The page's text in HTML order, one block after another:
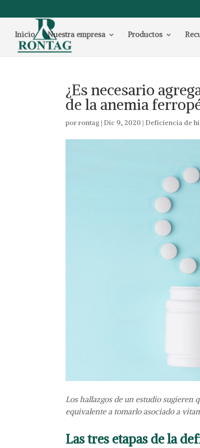
Inicio Nuestra empresa Productos
¿Es necesario
de la anemia
porrontag | Dic 9, 2020 | Deficiencia de
Los hallazgos de un estudio
equivalente a tomarlo asociado a
Las tres etapas de la